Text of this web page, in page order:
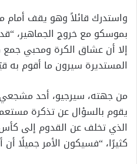
واستدرك قائلاً وهو يقف أمام
بموسكو مع خروج الجماهير،
إلا أن عشاق الكرة ومحبي جمع
المستديرة سيرون ما أقوم به
من جهته، سيرجيو، أحد مشجعي
يقوم بالسؤال عن تذكرة
الذي تخلف عن القدوم إلى
كثيرًا، “فسيكون الأمر جميلًا